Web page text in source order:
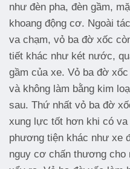
như đèn pha, đèn gầm,
khoang động cơ. Ngoài
va chạm, vỏ ba đờ xốc
tiết khác như két nước,
gầm của xe. Vỏ ba đờ
và không làm bằng kim
sau. Thứ nhất vỏ ba đờ
xung lực tốt hơn khi có
phương tiện khác như xe
nguy cơ chấn thương